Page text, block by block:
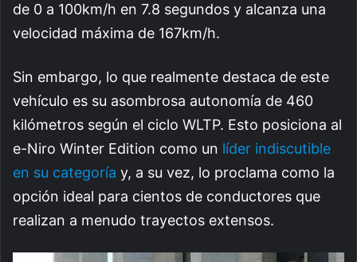
de 0 a 100km/h en 7.8 segundos y alcanza una
velocidad máxima de 167km/h.
Sin embargo, lo que realmente destaca de este
vehículo es su asombrosa autonomía de 460
kilómetros según el ciclo WLTP. Esto posiciona al
e-Niro Winter Edition como un líder indiscutible
en su categoría y, a su vez, lo proclama como la
opción ideal para cientos de conductores que
realizan a menudo trayectos extensos.